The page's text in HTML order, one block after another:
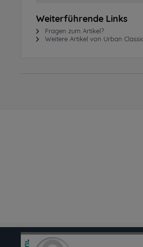
Weiterführende Links
Fragen zum Artikel?
Weitere Artikel von Urban